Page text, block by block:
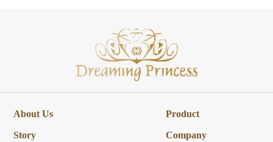
About Us
Story
Product
Company